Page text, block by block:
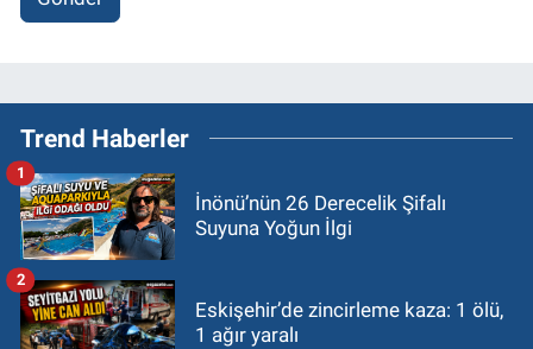
Trend Haberler
İnönü’nün 26 Derecelik Şifalı
Suyuna Yoğun İlgi
1
Eskişehir’de zincirleme kaza: 1 ölü,
1 ağır yaralı
2